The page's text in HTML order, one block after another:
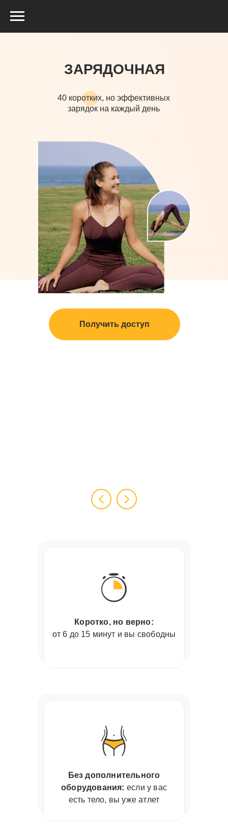
Получить доступ
40 коротких, но эффективных
зарядок на каждый день
ЗАРЯДОЧНАЯ
Коротко, но верно:
от 6 до 15 минут и вы свободны
Без дополнительного
оборудования: если у вас
есть тело, вы уже атлет